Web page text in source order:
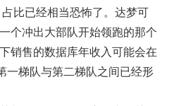
比已经相当恐怖了。达梦可
个冲出大部队开始领跑的那个
销售的数据库年收入可能会在
一梯队与第二梯队之间已经形